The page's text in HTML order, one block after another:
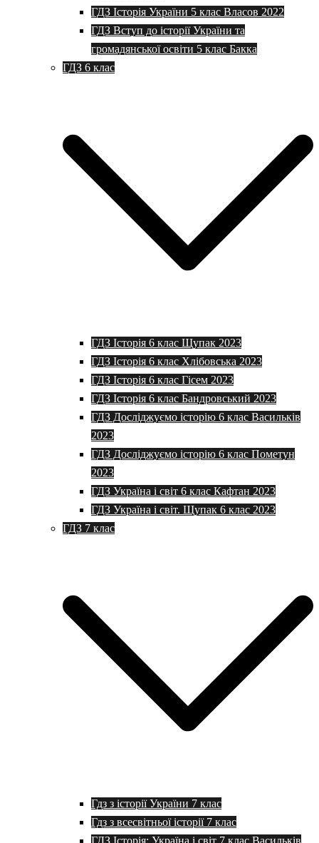
ГДЗ Історія України 5 клас Власов 2022
ГДЗ Вступ до історії України та
громадянської освіти 5 клас Бакка
ГДЗ 6 клас
ГДЗ Історія 6 клас Щупак 2023
ГДЗ Історія 6 клас Хлібовська 2023
ГДЗ Історія 6 клас Гісем 2023
ГДЗ Історія 6 клас Бандровський 2023
ГДЗ Досліджуємо історію 6 клас Васильків
2023
ГДЗ Досліджуємо історію 6 клас Пометун
2023
ГДЗ Україна і світ 6 клас Кафтан 2023
ГДЗ Україна і світ. Щупак 6 клас 2023
ГДЗ 7 клас
Гдз з історії України 7 клас
Гдз з всесвітньої історії 7 клас
ГДЗ Історія: Україна і світ 7 клас Васильків